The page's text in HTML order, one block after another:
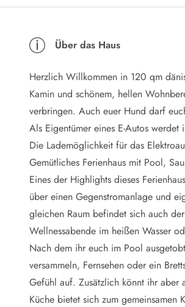
Anreise
Ferienhaus ABC
Häufige Fragen zur Buchung
Verleihservice
Reisescheckliste
Endreinigung
Gutschein
Frühbucher
Mietbedingungen
Reiseführer Dänemark
Tipps für Urlaub in Dänemark
Wetter in Dänemark
Saisonzeiten
Badesicherheit im Meer
Naturschutz
Webcam Dänemark
Ferienhauskatalog
Fotowettbewerb
Über das Haus
Herzlich Willkommen in 120 qm
Kamin und schönem, hellen
verbringen. Auch euer Hund darf
Als Eigentümer eines E-Autos
Die Lademöglichkeit für das
Gemütliches Ferienhaus mit Pool,
Eines der Highlights dieses
über einen Gegenstromanlage und
gleichen Raum befindet sich auch
Wellnessabende im heißen Wasser
Nach dem ihr euch im Pool
versammeln, Fernsehen oder ein
Gefühl auf. Zusätzlich könnt ihr aber
Küche bietet sich zum gemeinsamen